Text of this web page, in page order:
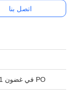
في غضون 1-8 أيام عمل بعد تأكيد PO
اتصل بنا